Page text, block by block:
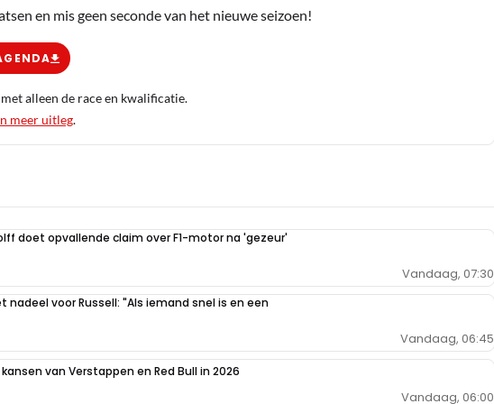
en mis geen seconde van het nieuwe seizoen!
alleen de race en kwalificatie.
meer uitleg.
doet opvallende claim over F1-motor na 'gezeur'
Vandaag, 07:30
nadeel voor Russell: "Als iemand snel is en een
Vandaag, 06:45
van Verstappen en Red Bull in 2026
Vandaag, 06:00